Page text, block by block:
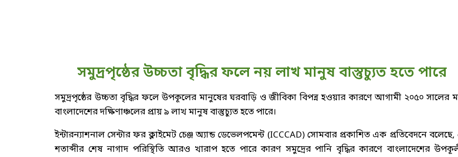
সমুদ্রপৃষ্ঠের উচ্চতা বৃদ্ধির ফলে নয় লাখ মানুষ বাস্তুচ্যুত হতে পারে
সমুদ্রপৃষ্ঠের উচ্চতা বৃদ্ধির ফলে উপকূলের মানুষের ঘরবাড়ি ও জীবিকা বিপন্ন হওয়ার কারণে আগামী ২০৫০ সালের
বাংলাদেশের দক্ষিণাঞ্চলের প্রায় ৯ লাখ মানুষ বাস্তুচ্যুত হতে পারে।
ইন্টারন্যাশনাল সেন্টার ফর ক্লাইমেট চেঞ্জ অ্যান্ড ডেভেলপমেন্ট (ICCCAD) সোমবার প্রকাশিত এক প্রতিবেদনে
শতাব্দীর শেষ নাগাদ পরিস্থিতি আরও খারাপ হতে পারে কারণ সমুদ্রের পানি বৃদ্ধির কারণে বাংলাদেশের